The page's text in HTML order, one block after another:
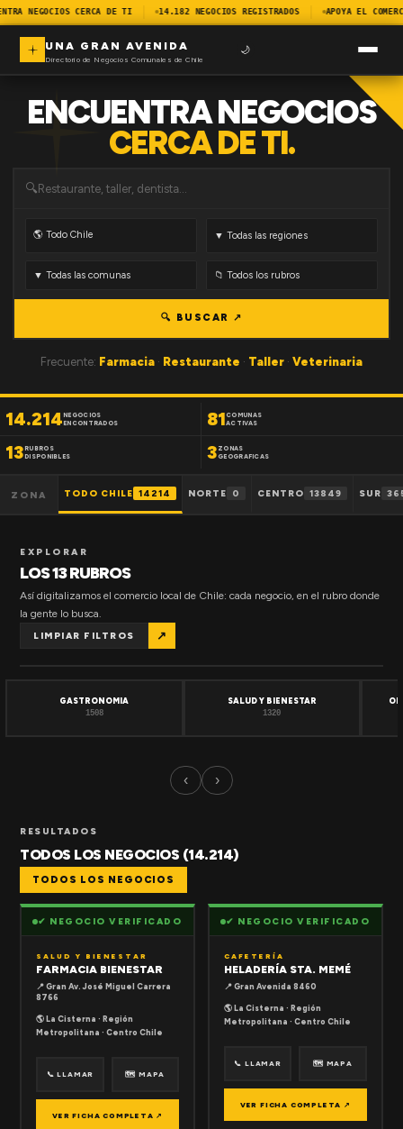
NEGOCIOS CERCA DE TI 14.182 NEGOCIOS REGISTRADOS APOYA EL
UNA GRAN AVENIDA
Directorio de Negocios Comunales de Chile
🌙
ENCUENTRA NEGOCIOS
CERCA DE TI.
🔍
🔍 BUSCAR ↗
Frecuente: Farmacia · Restaurante · Taller · Veterinaria
14.214NEGOCIOS
ENCONTRADOS
81 COMUNAS
ACTIVAS
13RUBROS
DISPONIBLES
3 ZONAS
GEOGRAFICAS
ZONA TODO CHILE 14214 NORTE 0 CENTRO 13849 SUR
EXPLORAR
LOS 13 RUBROS
Así digitalizamos el comercio local de Chile: cada negocio, en el rubro donde
la gente lo busca.
LIMPIAR FILTROS ↗
GASTRONOMIA
1508
SALUD Y BIENESTAR
1320
‹ ›
RESULTADOS
TODOS LOS NEGOCIOS (14.214)
TODOS LOS NEGOCIOS
✔ NEGOCIO VERIFICADO
SALUD Y BIENESTAR
FARMACIA BIENESTAR
📍 Gran Av. José Miguel Carrera
8766
🌎 La Cisterna · Región
Metropolitana · Centro Chile
📞 LLAMAR 🗺 MAPA
VER FICHA COMPLETA ↗
✔ NEGOCIO VERIFICADO
CAFETERÍA
HELADERÍA STA. MEMÉ
📍 Gran Avenida 8460
🌎 La Cisterna · Región
Metropolitana · Centro Chile
📞 LLAMAR 🗺 MAPA
VER FICHA COMPLETA ↗